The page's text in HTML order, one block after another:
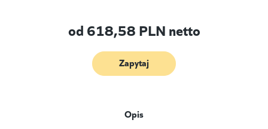
od 618,58 PLN netto
Zapytaj
Opis